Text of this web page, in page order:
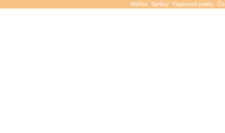
Mačka
Správy Papierové palety